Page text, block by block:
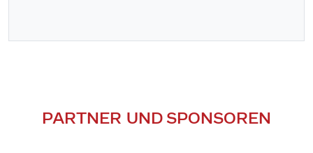
PARTNER UND SPONSOREN